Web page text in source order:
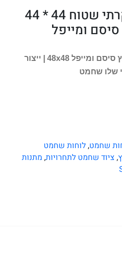
לוח שחמט יוקרתי שטוח 44 * 44
ומייפל
לוח שחמט יוקרתי מעץ סיסם ומייפל 48x48 | ייצור
שלו שחמט
שחמט,לוחות שחמט
, ציוד שחמט לתחרויות, מתנות